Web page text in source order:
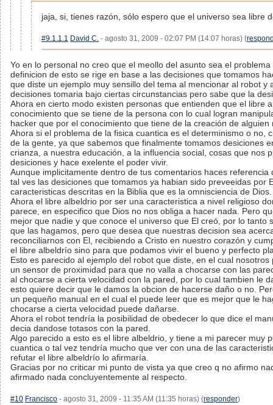
jaja, si, tienes razón, sólo espero que el universo sea libre
#9.1.1.1 David C. - agosto 31, 2009 - 02:07 PM (14:07 horas) (
Yo en lo personal no creo que el meollo del asunto sea el
definicion de esto se rige en base a las decisiones que tomamos
que diste un ejemplo muy sensillo del tema al mencionar al robot
decisiones tomaria bajo ciertas circunstancias pero sabe que la
Ahora en cierto modo existen personas que entienden que el libre
conocimiento que se tiene de la persona con lo cual logran
hacker que por el conocimiento que tiene de la creación de
Ahora si el problema de la fisica cuantica es el determinismo o no,
de la gente, ya que sabemos que finalmente tomamos desiciones
crianza, a nuestra educación, a la influencia social, cosas que nos
desiciones y hace exelente el poder vivir.
Aunque implicitamente dentro de tus comentarios haces
tal ves las desiciones que tomamos ya habian sido preveeidas por
caracteristicas descritas en la Biblia que es la omnisciencia de Dios.
Ahora el libre albeldrio por ser una caracteristica a nivel religioso
parece, en especifico que Dios no nos obliga a hacer nada. Pero
mejor que nadie y que conoce el universo que El creó, por lo tanto
que las hagamos, pero que desea que nuestras decision sea
reconciliarnos con El, recibiendo a Cristo en nuestro corazón y
el libre albeldrío sino para que podamos vivir el bueno y perfecto
Esto es parecido al ejemplo del robot que diste, en el cual
un sensor de proximidad para que no valla a chocarse con las
al chocarse a cierta velocidad con la pared, por lo cual tambien le
esto quiere decir que le damos la obcion de hacerse daño o no.
un pequeño manual en el cual el puede leer que es mejor que le
chocarse a cierta velocidad puede dañarse.
Ahora el robot tendría la posibilidad de obedecer lo que dice el
decia dandose totasos con la pared.
Algo parecido a esto es el libre albeldrio, y tiene a mi parecer muy
cuantica o tal vez tendría mucho que ver con una de las
refutar el libre albeldrío lo afirmaría.
Gracias por no criticar mi punto de vista ya que creo q no afirmo
afirmado nada concluyentemente al respecto.
#10 Francisco - agosto 31, 2009 - 11:35 AM (11:35 horas) (responder)